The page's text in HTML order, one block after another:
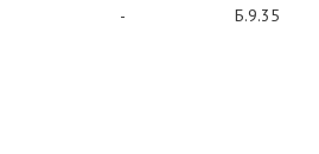
- Б.9.35